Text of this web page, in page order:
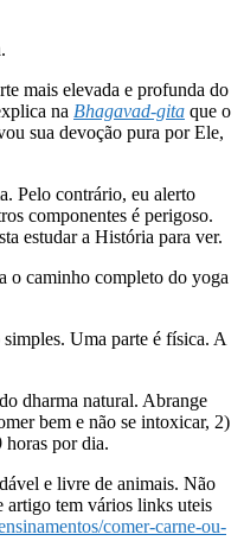
mais elevada e profunda do
na Bhagavad-gita que o
sua devoção pura por Ele,
Pelo contrário, eu alerto
componentes é perigoso.
estudar a História para ver.
o caminho completo do yoga
Uma parte é física. A
dharma natural. Abrange
bem e não se intoxicar, 2)
horas por dia.
e livre de animais. Não
artigo tem vários links uteis
comer-carne-ou-